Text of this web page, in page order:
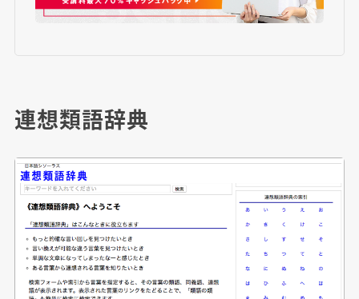
連想類語辞典